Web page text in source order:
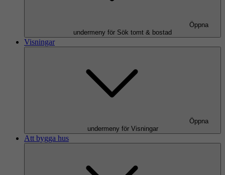
Öppna
undermeny för Sök tomt & bostad
Visningar
Öppna
undermeny för Visningar
Att bygga hus